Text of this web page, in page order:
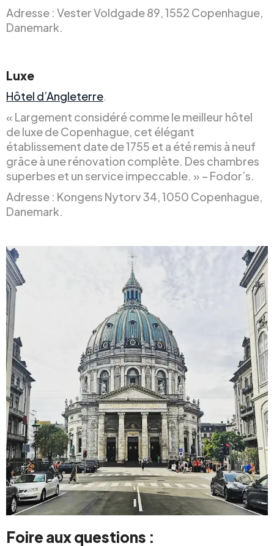
Adresse : Vester Voldgade 89, 1552 Copenhague,
Danemark.
Luxe
Hôtel d’Angleterre.
« Largement considéré comme le meilleur hôtel
de luxe de Copenhague, cet élégant
établissement date de 1755 et a été remis à neuf
grâce à une rénovation complète. Des chambres
superbes et un service impeccable. » – Fodor’s.
Adresse : Kongens Nytorv 34, 1050 Copenhague,
Danemark.
Foire aux questions :